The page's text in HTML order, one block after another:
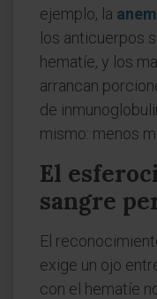
ejemplo, la
los anticuerpos
hematíe, y los
arrancan
de
mismo: menos
El
sangre
El
exige un ojo
con el hematíe